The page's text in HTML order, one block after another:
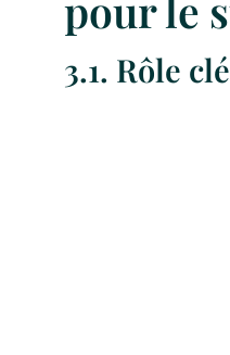
3.1. Rôle